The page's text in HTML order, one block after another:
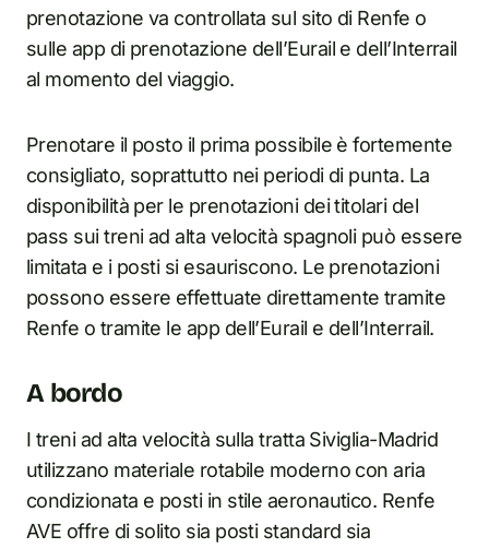
prenotazione va controllata sul sito di Renfe o
sulle app di prenotazione dell’Eurail e dell’Interrail
al momento del viaggio.
Prenotare il posto il prima possibile è fortemente
consigliato, soprattutto nei periodi di punta. La
disponibilità per le prenotazioni dei titolari del
pass sui treni ad alta velocità spagnoli può essere
limitata e i posti si esauriscono. Le prenotazioni
possono essere effettuate direttamente tramite
Renfe o tramite le app dell’Eurail e dell’Interrail.
A bordo
I treni ad alta velocità sulla tratta Siviglia-Madrid
utilizzano materiale rotabile moderno con aria
condizionata e posti in stile aeronautico. Renfe
AVE offre di solito sia posti standard sia